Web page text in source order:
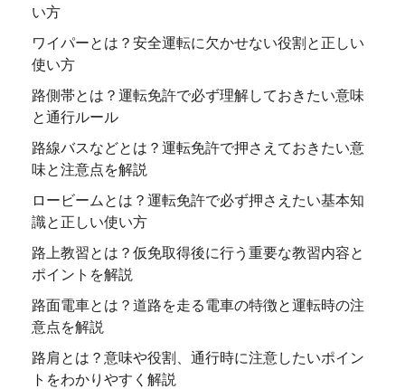
い方
ワイパーとは？安全運転に欠かせない役割と正しい
使い方
路側帯とは？運転免許で必ず理解しておきたい意味
と通行ルール
路線バスなどとは？運転免許で押さえておきたい意
味と注意点を解説
ロービームとは？運転免許で必ず押さえたい基本知
識と正しい使い方
路上教習とは？仮免取得後に行う重要な教習内容と
ポイントを解説
路面電車とは？道路を走る電車の特徴と運転時の注
意点を解説
路肩とは？意味や役割、通行時に注意したいポイン
トをわかりやすく解説